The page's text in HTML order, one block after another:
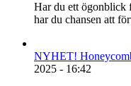
Har du ett ögonblick
har du chansen att
NYHET!
2025 - 16:42